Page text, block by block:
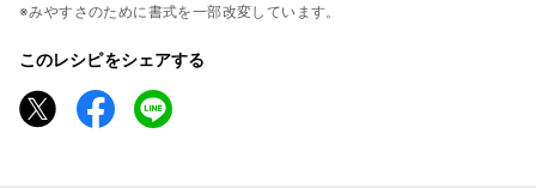
※みやすさのために書式を一部改変しています。
このレシピをシェアする